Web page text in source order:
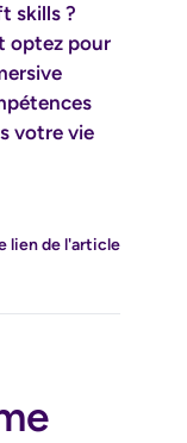
skills ?
optez pour
votre vie
lien de l'article